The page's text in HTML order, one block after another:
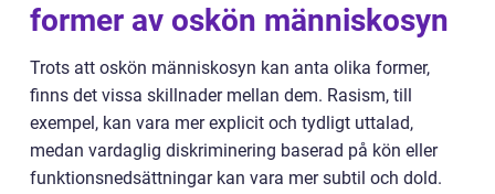
former av oskön människosyn
Trots att oskön människosyn kan anta olika former,
finns det vissa skillnader mellan dem. Rasism, till
exempel, kan vara mer explicit och tydligt uttalad,
medan vardaglig diskriminering baserad på kön eller
funktionsnedsättningar kan vara mer subtil och dold.